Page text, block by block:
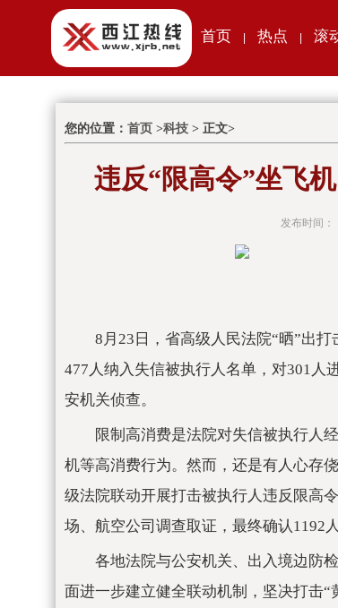
首页 热点 滚
您的位置： 首页 >科技 > 正文>
违反“限高令”坐飞
发布时间：
8月23日，省高级人民法院“晒”出
477人纳入失信被执行人名单，对301人
安机关侦查。
限制高消费是法院对失信被执行人
机等高消费行为。然而，还是有人心存
级法院联动开展打击被执行人违反限高
场、航空公司调查取证，最终确认1192
各地法院与公安机关、出入境边防
面进一步建立健全联动机制，坚决打击